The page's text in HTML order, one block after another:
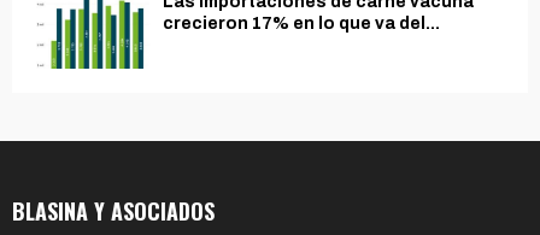
crecieron 17% en lo que va del...
BLASINA Y ASOCIADOS